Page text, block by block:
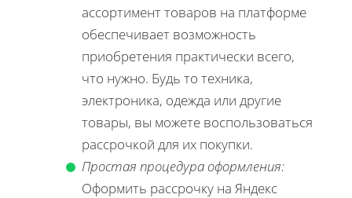
ассортимент товаров на платформе
обеспечивает возможность
приобретения практически всего,
что нужно. Будь то техника,
электроника, одежда или другие
товары, вы можете воспользоваться
рассрочкой для их покупки.
Простая процедура оформления:
Оформить рассрочку на Яндекс